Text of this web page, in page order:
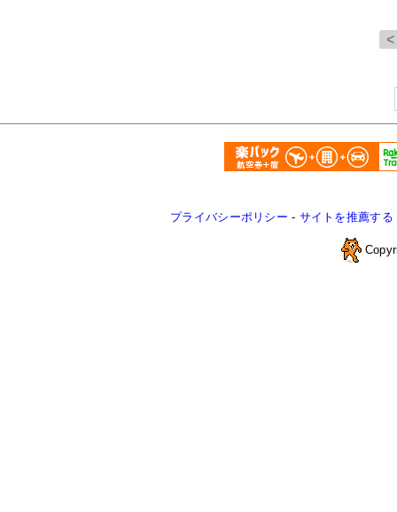
プライバシーポリシー - サイトを推薦する